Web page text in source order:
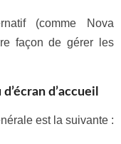
(comme Nova
façon de gérer les
d’accueil
est la suivante :